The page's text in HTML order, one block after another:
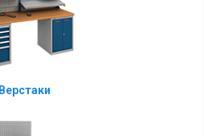
Верстаки